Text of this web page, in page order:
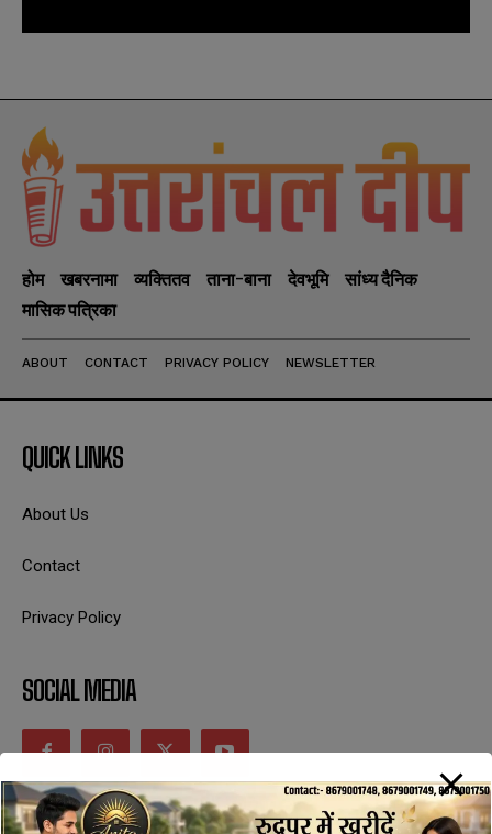
होम खबरनामा व्यक्तितव ताना-बाना देवभूमि
सांध्य दैनिक
मासिक पत्रिका
ABOUT CONTACT PRIVACY POLICY NEWSLETTER
QUICK LINKS
About Us
Contact
Privacy Policy
SOCIAL MEDIA